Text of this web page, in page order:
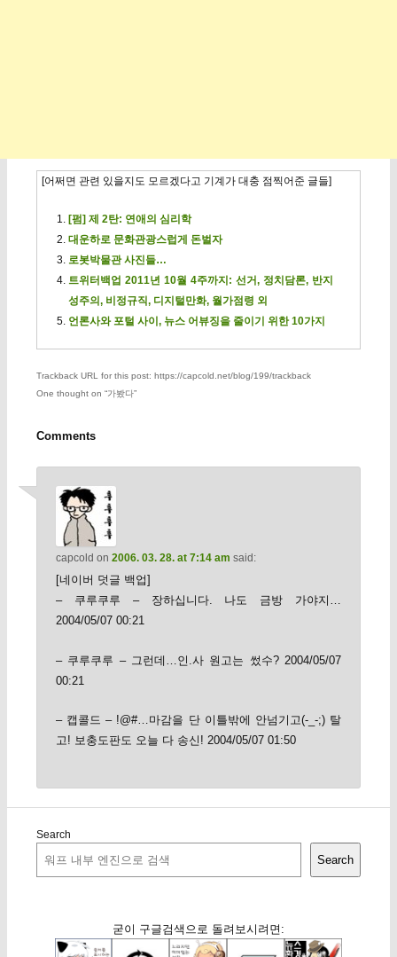
[어쩌면 관련 있을지도 모르겠다고 기계가 대충 점찍어준 글들]
[펌] 제 2탄: 연애의 심리학
대운하로 문화관광스럽게 돈벌자
로봇박물관 사진들…
트위터백업 2011년 10월 4주까지: 선거, 정치담론, 반지
성주의, 비정규직, 디지털만화, 월가점령 외
언론사와 포털 사이, 뉴스 어뷰징을 줄이기 위한 10가지
Trackback URL for this post: https://capcold.net/blog/199/trackback
One thought on “가봤다”
Comments
capcold on 2006. 03. 28. at 7:14 am said:
[네이버 덧글 백업]
– 쿠루쿠루 – 장하십니다. 나도 금방 가야지…
2004/05/07 00:21
– 쿠루쿠루 – 그런데…인.사 원고는 썼수? 2004/05/07
00:21
– 캡콜드 – !@#…마감을 단 이틀밖에 안넘기고(-_-;) 탈
고! 보충도판도 오늘 다 송신! 2004/05/07 01:50
Search
Search
굳이 구글검색으로 돌려보시려면: